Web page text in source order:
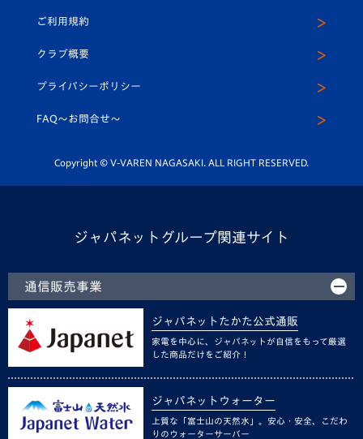
平和祈念活動
ホームタウン活動
スクール
ヴィヴィくんインスタグラム
公式LINE＠
ご利用規約
クラブ概要
プライバシーポリシー
FAQ〜お問合せ〜
Copyright © V-VAREN NAGASAKI. ALL RIGHT RESERVED.
ジャパネットグループ関連サイト
通信販売事業
ジャパネットたかた公式通販
家電を中心に、ジャパネットが自信をもって厳選
した商品だけをご紹介！
ジャパネットウォーター
上質な「富士山の天然水」。安心・安全、こだわ
りのウォーターサーバー